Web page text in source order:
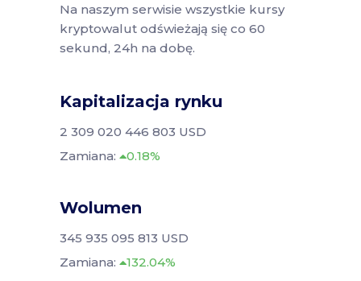
Na naszym serwisie wszystkie kursy
kryptowalut odświeżają się co 60
sekund, 24h na dobę.
Kapitalizacja rynku
2 309 020 446 803 USD
Zamiana:
0.18%
Wolumen
345 935 095 813 USD
Zamiana:
132.04%